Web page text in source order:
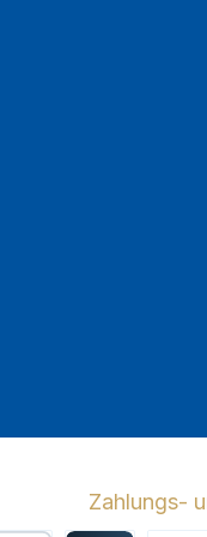
Zahlungs-